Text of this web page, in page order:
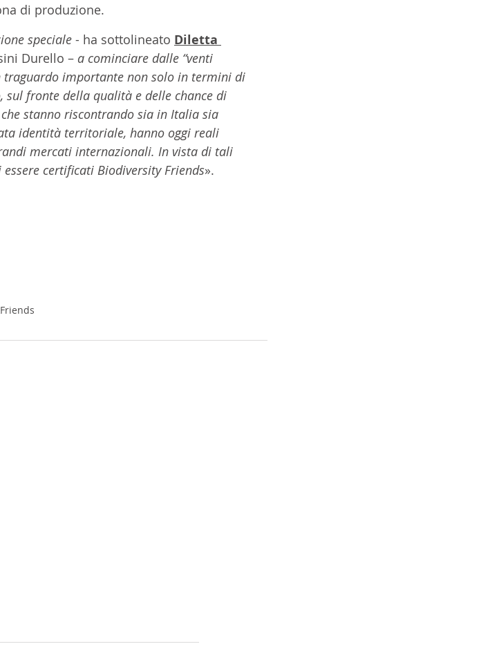
di produzione.
speciale - ha sottolineato Diletta
Durello – a cominciare dalle “venti
traguardo importante non solo in termini di
fronte della qualità e delle chance di
stanno riscontrando sia in Italia sia
identità territoriale, hanno oggi reali
mercati internazionali. In vista di tali
certificati Biodiversity Friends».